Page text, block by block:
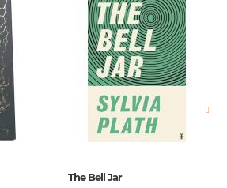
The Bell Jar